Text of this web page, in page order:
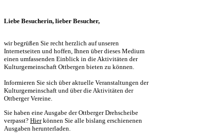
Liebe Besucherin, lieber Besucher,
wir begrüßen Sie recht herzlich auf unseren
Internetseiten und hoffen, Ihnen über dieses Medium
einen umfassenden Einblick in die Aktivitäten der
Kulturgemeinschaft Ottbergen bieten zu können.
Informieren Sie sich über aktuelle Veranstaltungen der
Kulturgemeinschaft und über die Aktivitäten der
Ottberger Vereine.
Sie haben eine Ausgabe der Ottberger Drehscheibe
verpasst? Hierkönnen Sie alle bislang erschienenen
Ausgaben herunterladen.